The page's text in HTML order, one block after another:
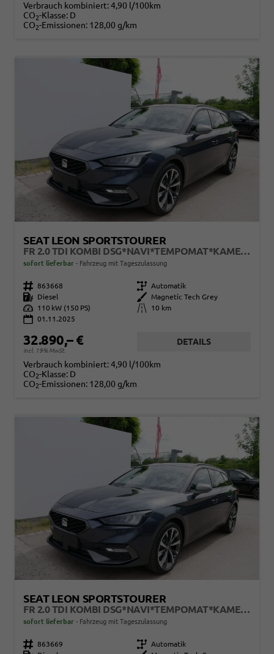
Verbrauch kombiniert:4,90 l/100km
CO2-Klasse: D
CO2-Emissionen: 128,00 g/km
SEAT LEON SPORTSTOURER
FR 2.0 TDI KOMBI DSG*NAVI*TEMPOMAT*KAMERA*KEYLESS-GO*VIRTUAL COCKPIT*
sofort lieferbar Fahrzeug mit Tageszulassung
Fahrzeugnr. 863668 Getriebe Automatik
Kraftstoff
Diesel Außenfarbe
Magnetic Tech Grey
Leistung
110 kW (150 PS) Kilometerstand
10 km
01.11.2025
32.890,– €
incl. 19% MwSt.
DETAILS
Verbrauch kombiniert:4,90 l/100km
CO2-Klasse: D
CO2-Emissionen: 128,00 g/km
SEAT LEON SPORTSTOURER
FR 2.0 TDI KOMBI DSG*NAVI*TEMPOMAT*KAMERA*KEYLESS-GO*VIRTUAL COCKPIT*
sofort lieferbar Fahrzeug mit Tageszulassung
Fahrzeugnr. 863669 Getriebe Automatik